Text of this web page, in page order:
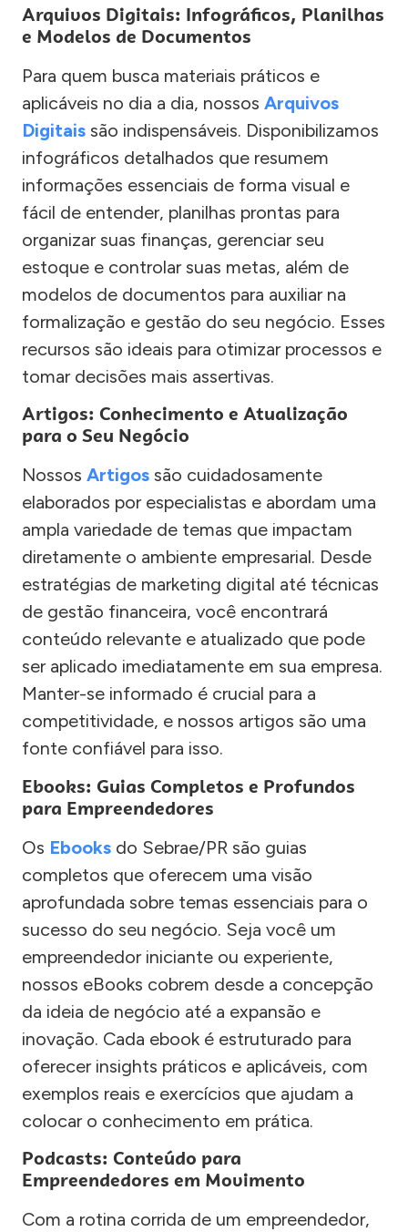
Arquivos Digitais: Infográficos, Planilhas
e Modelos de Documentos
Para quem busca materiais práticos e
aplicáveis no dia a dia, nossos Arquivos
Digitais são indispensáveis. Disponibilizamos
infográficos detalhados que resumem
informações essenciais de forma visual e
fácil de entender, planilhas prontas para
organizar suas finanças, gerenciar seu
estoque e controlar suas metas, além de
modelos de documentos para auxiliar na
formalização e gestão do seu negócio. Esses
recursos são ideais para otimizar processos e
tomar decisões mais assertivas.
Artigos: Conhecimento e Atualização
para o Seu Negócio
Nossos Artigos são cuidadosamente
elaborados por especialistas e abordam uma
ampla variedade de temas que impactam
diretamente o ambiente empresarial. Desde
estratégias de marketing digital até técnicas
de gestão financeira, você encontrará
conteúdo relevante e atualizado que pode
ser aplicado imediatamente em sua empresa.
Manter-se informado é crucial para a
competitividade, e nossos artigos são uma
fonte confiável para isso.
Ebooks: Guias Completos e Profundos
para Empreendedores
Os Ebooks do Sebrae/PR são guias
completos que oferecem uma visão
aprofundada sobre temas essenciais para o
sucesso do seu negócio. Seja você um
empreendedor iniciante ou experiente,
nossos eBooks cobrem desde a concepção
da ideia de negócio até a expansão e
inovação. Cada ebook é estruturado para
oferecer insights práticos e aplicáveis, com
exemplos reais e exercícios que ajudam a
colocar o conhecimento em prática.
Podcasts: Conteúdo para
Empreendedores em Movimento
Com a rotina corrida de um empreendedor,